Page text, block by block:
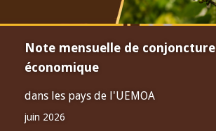
Note mensuelle de conjoncture
économique
dans les pays de l'UEMOA
juin 2026